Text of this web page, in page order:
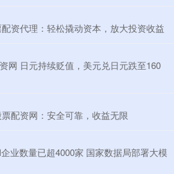
资代理：轻松撬动资本，放大投资收益
网 日元持续贬值，美元兑日元跌至160
配资网：安全可靠，收益无限
业数量已超4000家 国家数据局部署大模